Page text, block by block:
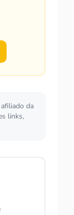
da
links,